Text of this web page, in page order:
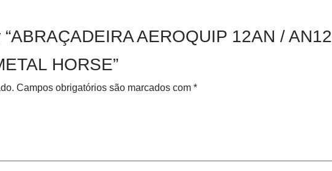
AEROQUIP 12AN / AN12
HORSE”
Campos obrigatórios são marcados com *